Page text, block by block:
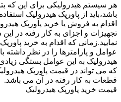
هر سیستم هیدرولیکی برای این که
باشد،باید از پاورپک هیدرولیک
اقدام به فروش یا خرید پاورپک
تجهیزات و اجزای به کار رفته در
نمایید.زمانی که اقدام به خرید
عوامل و پارامترها را در نظر داشته
هیدرولیک به این عوامل بستگی
که می تواند در قیمت پاورپک
قطعات به کار رفته در آن می باشد.
قیمت خرید پاورپک هیدرولیک